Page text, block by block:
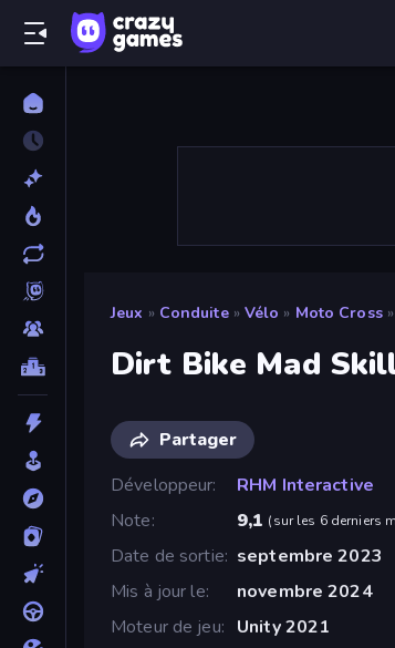
Jeux » Conduite » Vélo » Moto Cross »
Dirt Bike Mad
Partager
Développeur
RHM Interactive
Note
9,1 (sur les 6 derniers
Date de sortie septembre 2023
Mis à jour le
novembre 2024
Moteur de jeu
Unity 2021